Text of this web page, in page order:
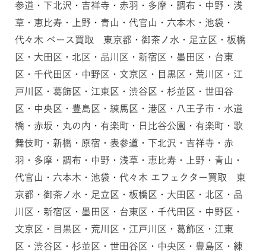
参道・下北沢・吉祥寺・赤羽・多摩・調布・中野・浅
草・恵比寿・上野・青山・代官山・六本木・池袋・
代々木 ベース買取 東京都・御茶ノ水・足立区・板橋
区・大田区・北区・品川区・新宿区・墨田区・台東
区・千代田区・中野区・文京区・目黒区・荒川区・江
戸川区・葛飾区・江東区・渋谷区・杉並区・世田谷
区・中央区・豊島区・練馬区・港区・八王子市・水道
橋・赤坂・丸の内・有楽町・日比谷公園・有楽町・歌
舞伎町・新橋・原宿・表参道・下北沢・吉祥寺・赤
羽・多摩・調布・中野・浅草・恵比寿・上野・青山・
代官山・六本木・池袋・代々木 エフェクター買取 東
京都・御茶ノ水・足立区・板橋区・大田区・北区・品
川区・新宿区・墨田区・台東区・千代田区・中野区・
文京区・目黒区・荒川区・江戸川区・葛飾区・江東
区・渋谷区・杉並区・世田谷区・中央区・豊島区・練